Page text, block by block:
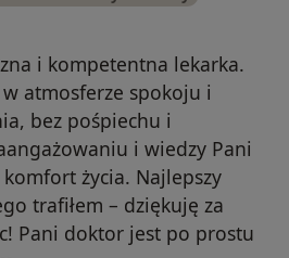
i kompetentna lekarka.
atmosferze spokoju i
bez pośpiechu i
i wiedzy Pani
życia. Najlepszy
trafiłem – dziękuję za
Pani doktor jest po prostu